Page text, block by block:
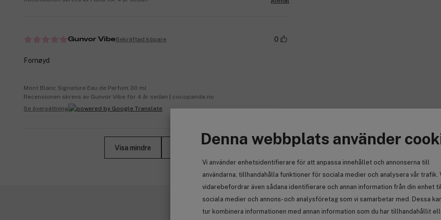
Denna webbplats använder
Vi använder enhetsidentifierare för att anpassa innehållet och annonserna till
användarna, tillhandahålla funktioner för sociala medier och analysera vår trafik.
vidarebefordrar även sådana identifierare och annan information från din enhet
sociala medier och annons- och analysföretag som vi samarbetar med. Dessa
tur kombinera informationen med annan information som du har tillhandahållit
Gunvor VibeBekräftad köpare 0
Fornøyd
Mont Blanc Signature Eau de Parfum 30 ml
Recensionen skrevs av Gunvor Vibe för 4 år sedan | cocopanda.no
Se översättning
Visa mindre